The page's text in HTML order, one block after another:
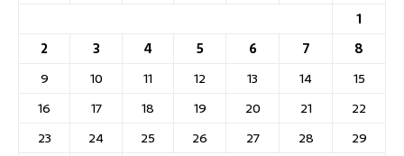
1
2
3 4 5 6 7
8
9
10 11 12 13 14
15
16
17 18 19 20 21
22
23
24 25 26 27 28
29